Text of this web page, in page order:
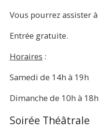
Vous pourrez assister
Entrée gratuite.
Horaires :
Samedi de 14h à 19h
Dimanche de 10h à
Soirée Théâtrale